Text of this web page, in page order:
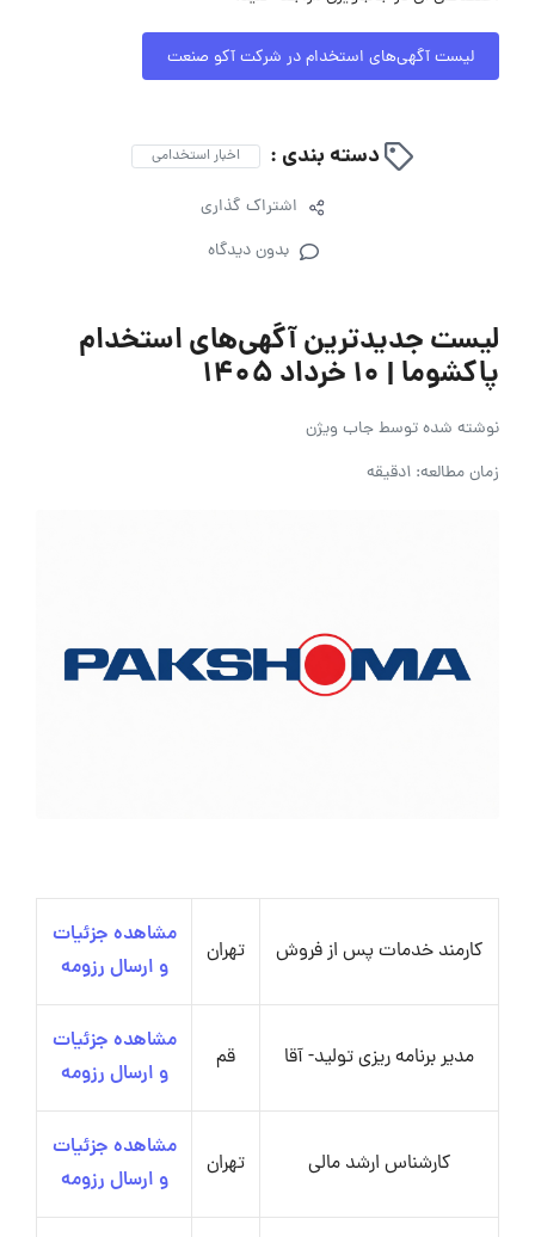
لیست آگهی‌های استخدام در شرکت آکو صنعت
دسته بندی : اخبار استخدامی
اشتراک گذاری
بدون دیدگاه
لیست جدیدترین آگهی‌های استخدام
پاکشوما | ۱۰ خرداد ۱۴۰۵
نوشته شده توسطجاب ویژن
زمان مطالعه: 1دقیقه
کارمند خدمات پس از فروش تهران
مشاهده جزئیات
و ارسال رزومه
مدیر برنامه ریزی تولید- آقا قم
مشاهده جزئیات
و ارسال رزومه
کارشناس ارشد مالی تهران
مشاهده جزئیات
و ارسال رزومه